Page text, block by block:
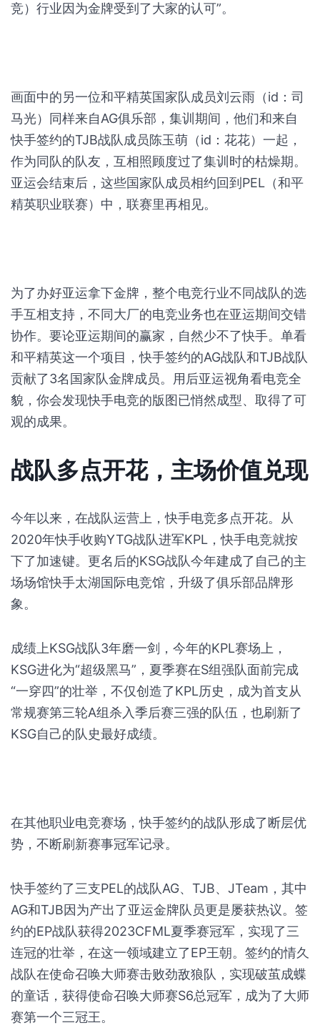
竞）行业因为金牌受到了大家的认可”。
画面中的另一位和平精英国家队成员刘云雨（id：司
马光）同样来自AG俱乐部，集训期间，他们和来自
快手签约的TJB战队成员陈玉萌（id：花花）一起，
作为同队的队友，互相照顾度过了集训时的枯燥期。
亚运会结束后，这些国家队成员相约回到PEL（和平
精英职业联赛）中，联赛里再相见。
为了办好亚运拿下金牌，整个电竞行业不同战队的选
手互相支持，不同大厂的电竞业务也在亚运期间交错
协作。要论亚运期间的赢家，自然少不了快手。单看
和平精英这一个项目，快手签约的AG战队和TJB战队
贡献了3名国家队金牌成员。用后亚运视角看电竞全
貌，你会发现快手电竞的版图已悄然成型、取得了可
观的成果。
战队多点开花，主场价值兑现
今年以来，在战队运营上，快手电竞多点开花。从
2020年快手收购YTG战队进军KPL，快手电竞就按
下了加速键。更名后的KSG战队今年建成了自己的主
场场馆快手太湖国际电竞馆，升级了俱乐部品牌形
象。
成绩上KSG战队3年磨一剑，今年的KPL赛场上，
KSG进化为“超级黑马”，夏季赛在S组强队面前完成
“一穿四”的壮举，不仅创造了KPL历史，成为首支从
常规赛第三轮A组杀入季后赛三强的队伍，也刷新了
KSG自己的队史最好成绩。
在其他职业电竞赛场，快手签约的战队形成了断层优
势，不断刷新赛事冠军记录。
快手签约了三支PEL的战队AG、TJB、JTeam，其中
AG和TJB因为产出了亚运金牌队员更是屡获热议。签
约的EP战队获得2023CFML夏季赛冠军，实现了三
连冠的壮举，在这一领域建立了EP王朝。签约的情久
战队在使命召唤大师赛击败劲敌狼队，实现破茧成蝶
的童话，获得使命召唤大师赛S6总冠军，成为了大师
赛第一个三冠王。